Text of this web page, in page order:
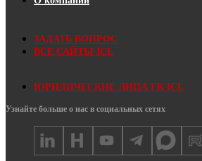
ЗАДАТЬ ВОПРОС
ВСЕ САЙТЫ ICL
ЮРИДИЧЕСКИЕ ЛИЦА ГК ICL
Узнайте больше о нас в социальных сетях